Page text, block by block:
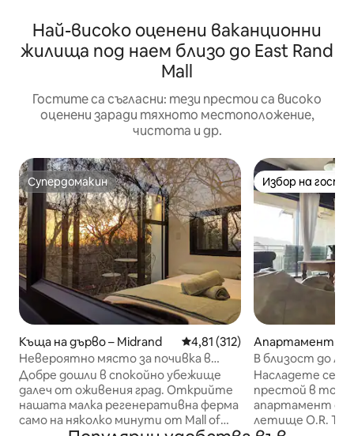
Най-високо оценени ваканционни
жилища под наем близо до East Rand
Mall
Гостите са съгласни: тези престои са високо
оценени заради тяхното местоположение,
чистота и др.
Супердомакин
Супердомакин
Къща на дърво – Midrand Средна оценка: 4,81 от 5,
4,81 (312)
Невероятно място за почивка в
къща на дърво, потопена в
природата
Добре дошли в спокойно убежище
далеч от оживения град. Открийте
нашата малка регенеративна ферма
само на няколко минути от Mall of
Избор на
Избор на
Апартамент –
В близост до
охрана +
Насладете се
престой в този
апартамент с
летище O.R.